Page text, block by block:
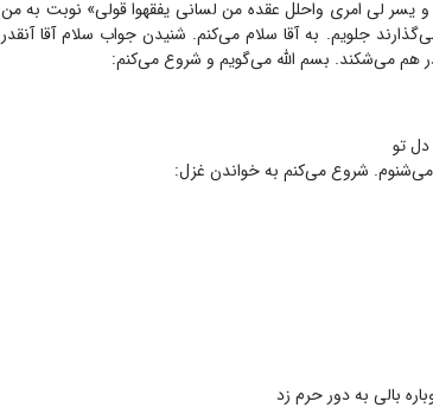
لی امری واحلل عقده من لسانی یفقهوا قولی» نوبت به من
جلویم. به آقا سلام می‌کنم. شنیدن جواب سلام آقا آنقدر
هم می‌شکند. بسم الله می‌گویم و شروع می‌کنم:
دل تو
می‌شنوم. شروع می‌کنم به خواندن غزل:
بالی به دور حرم زد